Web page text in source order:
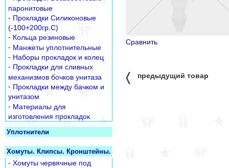
Сравнить
〈 предыдущий товар
паронитовые
- Прокладки Силиконовые
(-100+200гр.С)
- Кольца резиновые
- Манжеты уплотнительные
- Наборы прокладок и колец
- Прокладки для сливных
механизмов бочков унитаза
- Прокладки между бачком и
унитазом
- Материалы для
изготовления прокладок
Уплотнители
Хомуты. Клипсы. Кронштейны.
- Хомуты червячные под